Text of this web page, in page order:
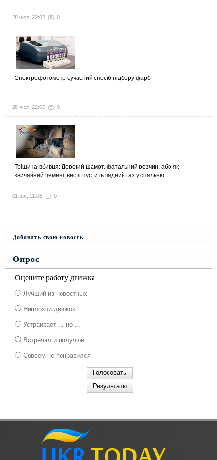
28 июл, 22:02 0
Спектрофотометр сучасний спосіб підбору фарб
28 июл, 22:05 0
Тріщина-вбивця: Дорогий шамот, фатальний розчин, або як
звичайний цемент вночі пустить чадний газ у спальню
01 авг, 11:08 0
Добавить свою новость
Опрос
Оцените работу движка
Лучший из новостных
Неплохой движок
Устраивает ... но ...
Встречал и получше
Совсем не понравился